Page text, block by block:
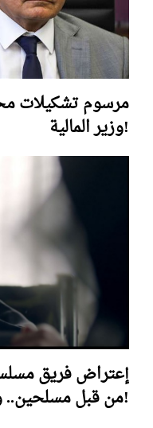
مرسوم تشكيلات
وزير المالية!
إعتراض فريق
من قبل مسلحين.. وخطف المحاسب!